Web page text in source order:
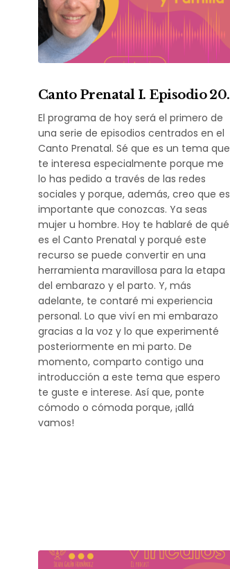
Canto Prenatal I. Episodio 20.
El programa de hoy será el primero de
una serie de episodios centrados en el
Canto Prenatal. Sé que es un tema que
te interesa especialmente porque me
lo has pedido a través de las redes
sociales y porque, además, creo que es
importante que conozcas. Ya seas
mujer u hombre. Hoy te hablaré de qué
es el Canto Prenatal y porqué este
recurso se puede convertir en una
herramienta maravillosa para la etapa
del embarazo y el parto. Y, más
adelante, te contaré mi experiencia
personal. Lo que viví en mi embarazo
gracias a la voz y lo que experimenté
posteriormente en mi parto. De
momento, comparto contigo una
introducción a este tema que espero
te guste e interese. Así que, ponte
cómodo o cómoda porque, ¡allá
vamos!